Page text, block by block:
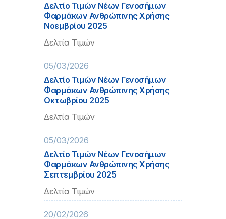
Δελτίο Τιμών Νέων Γενοσήμων
Φαρμάκων Ανθρώπινης Χρήσης
Νοεμβρίου 2025
Δελτία Τιμών
05/03/2026
Δελτίο Τιμών Νέων Γενοσήμων
Φαρμάκων Ανθρώπινης Χρήσης
Οκτωβρίου 2025
Δελτία Τιμών
05/03/2026
Δελτίο Τιμών Νέων Γενοσήμων
Φαρμάκων Ανθρώπινης Χρήσης
Σεπτεμβρίου 2025
Δελτία Τιμών
20/02/2026